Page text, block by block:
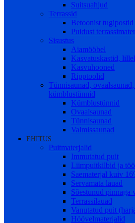
Suitsuahjud
Terrassid
Betoonist tugipostid
Puidust
Sisustus
Aiamööbel
Kasvatuskastid,
Kasvuhooned
Ripptoolid
Tünnisaunad,
kümblustünnid
Kümblustünnid
Ovaalsaunad
Tünnisaunad
Valmissaunad
EHITUS
Puitmaterjalid
Immutatud puit
Liimpuitkilbid ja
Saematerjal kuiv
Servamata lauad
Sõestunud pinnaga
Terrassilauad
Vanutatud puit
Höövelmaterjalid